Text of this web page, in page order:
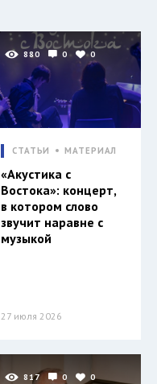
880 0 0
СТАТЬИ МАТЕРИАЛ
«Акустика с
Востока»: концерт,
в котором слово
звучит наравне с
музыкой
27 июля 2026
817 0 0